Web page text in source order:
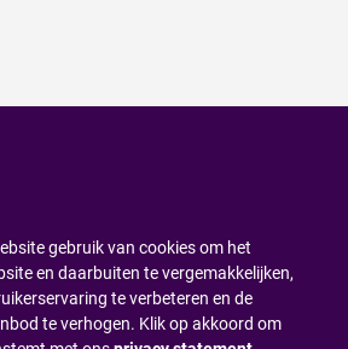
gebruik van cookies om het
en daarbuiten te vergemakkelijken,
te verbeteren en de
te verhogen. Klik op akkoord om